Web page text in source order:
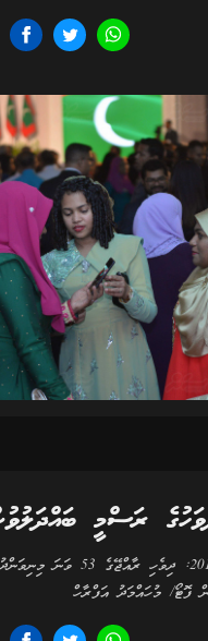
ރަސްމީ
25 ޖުލައި 2018:
ފޮޓޯ/ މުހައްމަދު އަފްރާހް